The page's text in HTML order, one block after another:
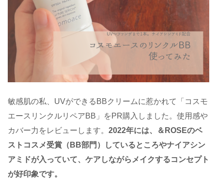
敏感肌の私、UVができるBBクリームに惹かれて「コスモ
エースリンクルリペアBB」をPR購入しました。使用感や
カバー力をレビューします。 2022年には、＆ROSEのベ
ストコスメ受賞（BB部門）しているところやナイアシン
アミドが入っていて、ケアしながらメイクするコンセプト
が好印象です。